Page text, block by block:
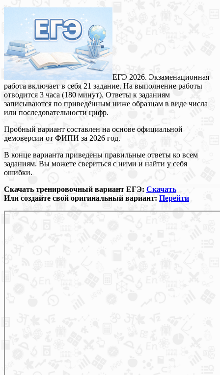
ЕГЭ 2026. Экзаменационная
работа включает в себя 21 задание. На выполнение работы
отводится 3 часа (180 минут). Ответы к заданиям
записываются по приведённым ниже образцам в виде числа
или последовательности цифр.
Пробный вариант составлен на основе официальной
демоверсии от ФИПИ за 2026 год.
В конце варианта приведены правильные ответы ко всем
заданиям. Вы можете свериться с ними и найти у себя
ошибки.
Скачать тренировочный вариант ЕГЭ: Скачать
Или создайте свой оригинальный вариант: Перейти